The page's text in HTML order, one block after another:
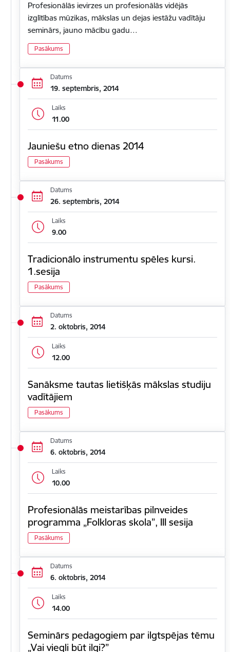
Profesionālās ievirzes un profesionālās vidējās
izglītības mūzikas, mākslas un dejas iestāžu vadītāju
seminārs, jauno mācību gadu…
Pasākums
Datums
19. septembris, 2014
Laiks
11.00
Jauniešu etno dienas 2014
Pasākums
Datums
26. septembris, 2014
Laiks
9.00
Tradicionālo instrumentu spēles kursi.
1.sesija
Pasākums
Datums
2. oktobris, 2014
Laiks
12.00
Sanāksme tautas lietišķās mākslas studiju
vadītājiem
Pasākums
Datums
6. oktobris, 2014
Laiks
10.00
Profesionālās meistarības pilnveides
programma „Folkloras skola”, III sesija
Pasākums
Datums
6. oktobris, 2014
Laiks
14.00
Seminārs pedagogiem par ilgtspējas tēmu
„Vai viegli būt ilgi?”